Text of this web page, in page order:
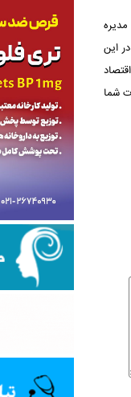
عالی و به استناد مصوبه شماره 570 مورخ 25‏/11‏/1400 هیئت مدیره
این
شما